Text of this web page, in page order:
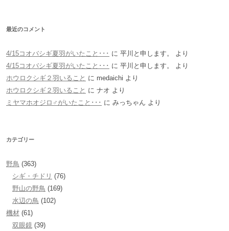
最近のコメント
4/15コオバシギ夏羽がいたこと･･･ に 平川と申します。
より
4/15コオバシギ夏羽がいたこと･･･ に 平川と申します。
より
ホウロクシギ２羽いること に medaichi より
ホウロクシギ２羽いること に ナオ より
ミヤマホオジロ♂がいたこと･･･ に みっちゃん より
カテゴリー
野鳥 (363)
シギ・チドリ (76)
野山の野鳥 (169)
水辺の鳥 (102)
機材 (61)
双眼鏡 (39)